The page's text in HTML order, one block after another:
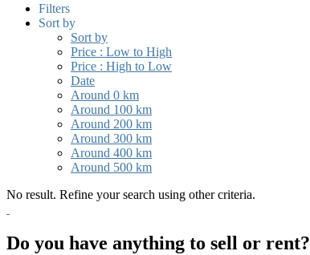
Filters
Sort by
Sort by
Price : Low to High
Price : High to Low
Date
Around 0 km
Around 100 km
Around 200 km
Around 300 km
Around 400 km
Around 500 km
No result. Refine your search using other criteria.
Do you have anything to sell or rent?